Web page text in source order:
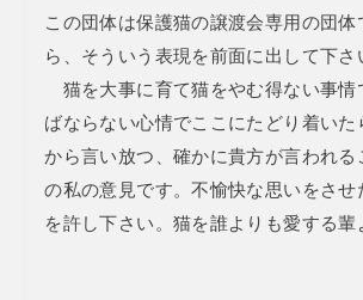
この団体は保護猫の譲渡会専用の団体
ら、そういう表現を前面に出して下さ
猫を大事に育て猫をやむ得ない事情
ばならない心情でここにたどり着いた
から言い放つ、確かに貴方が言われる
の私の意見です。不愉快な思いをさせ
を許し下さい。猫を誰よりも愛する輩